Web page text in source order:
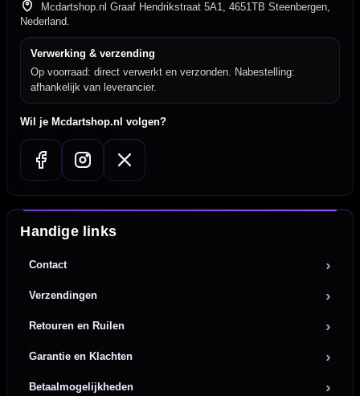
Mcdartshop.nl Graaf Hendrikstraat 5A1, 4651TB Steenbergen,
Nederland.
Verwerking & verzending
Op voorraad: direct verwerkt en verzonden. Nabestelling:
afhankelijk van leverancier.
Wil je Mcdartshop.nl volgen?
Handige links
Contact
Verzendingen
Retouren en Ruilen
Garantie en Klachten
Betaalmogelijkheden